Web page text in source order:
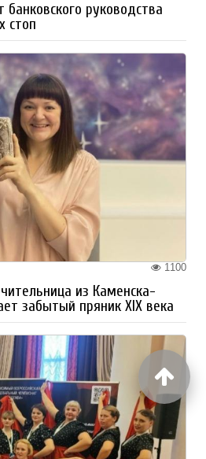
руководства
стоп
1100
из Каменска-
забытый пряник XIX века